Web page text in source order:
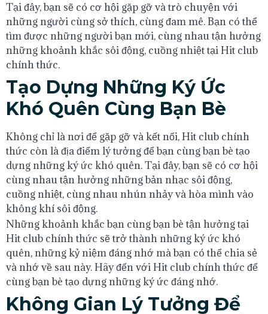
Tại đây, bạn sẽ có cơ hội gặp gỡ và trò chuyện với
những người cùng sở thích, cùng đam mê. Bạn có thể
tìm được những người bạn mới, cùng nhau tận hưởng
những khoảnh khắc sôi động, cuồng nhiệt tại Hit club
chính thức.
Tạo Dựng Những Ký Ức
Khó Quên Cùng Bạn Bè
Không chỉ là nơi để gặp gỡ và kết nối, Hit club chính
thức còn là địa điểm lý tưởng để bạn cùng bạn bè tạo
dựng những ký ức khó quên. Tại đây, bạn sẽ có cơ hội
cùng nhau tận hưởng những bản nhạc sôi động,
cuồng nhiệt, cùng nhau nhún nhảy và hòa mình vào
không khí sôi động.
Những khoảnh khắc bạn cùng bạn bè tận hưởng tại
Hit club chính thức sẽ trở thành những ký ức khó
quên, những kỷ niệm đáng nhớ mà bạn có thể chia sẻ
và nhớ về sau này. Hãy đến với Hit club chính thức để
cùng bạn bè tạo dựng những ký ức đáng nhớ.
Không Gian Lý Tưởng Để